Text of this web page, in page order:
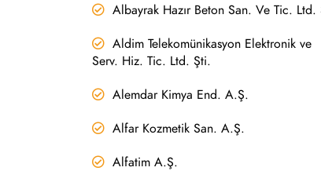
Albayrak Hazır Beton San. Ve Tic. Ltd.
Aldim Telekomünikasyon Elektronik ve
Serv. Hiz. Tic. Ltd. Şti.
Alemdar Kimya End. A.Ş.
Alfar Kozmetik San. A.Ş.
Alfatim A.Ş.